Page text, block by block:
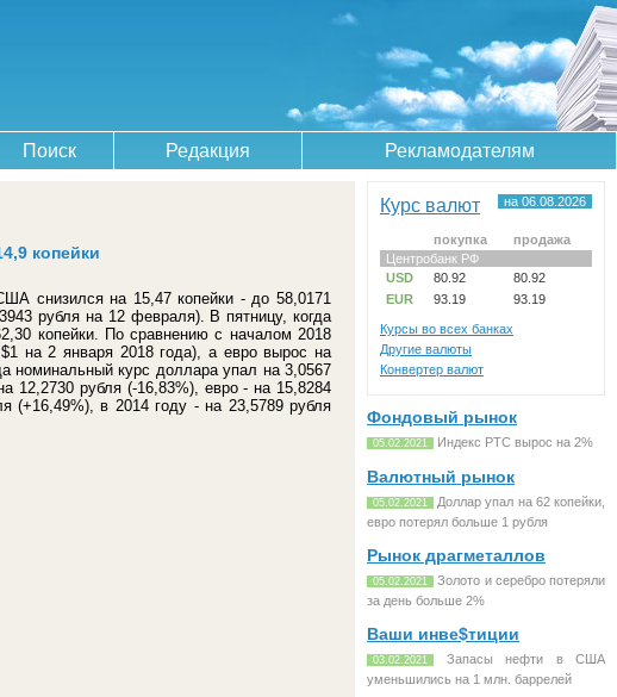
Поиск Редакция Рекламодателям
копейки
снизился на 15,47 копейки - до 58,0171
рубля на 12 февраля). В пятницу, когда
копейки. По сравнению с началом 2018
на 2 января 2018 года), а евро вырос на
номинальный курс доллара упал на 3,0567
12,2730 рубля (-16,83%), евро - на 15,8284
(+16,49%), в 2014 году - на 23,5789 рубля
Курс валют на 06.08.2026
покупка
продажа
Центробанк РФ
USD
80.92
80.92
EUR
93.19 93.19
Курсы во всех банках
Другие валюты
Конвертер валют
Фондовый рынок
05.02.2021 Индекс РТС вырос на 2%
Валютный рынок
05.02.2021
Доллар упал на 62 копейки,
евро потерял больше 1 рубля
Рынок драгметаллов
05.02.2021
Золото и серебро потеряли
за день больше 2%
Ваши инве$тиции
03.02.2021
Запасы нефти в США
уменьшились на 1 млн. баррелей